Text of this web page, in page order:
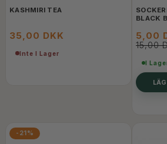
KASHMIRI TEA
35,00 DKK
Inte I Lager
BLACK
5,00
15,00
I
-21%